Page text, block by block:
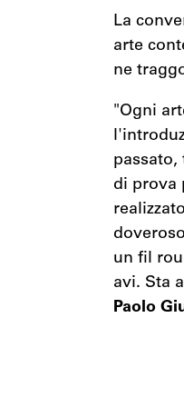
La
arte
ne
"Ogni
di prova
un fil
avi. Sta
Paolo